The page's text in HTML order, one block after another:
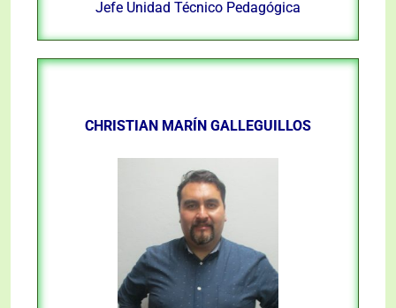
Jefe Unidad Técnico Pedagógica
CHRISTIAN MARÍN GALLEGUILLOS